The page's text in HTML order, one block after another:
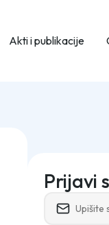
Akti i publikacije
Prijavi